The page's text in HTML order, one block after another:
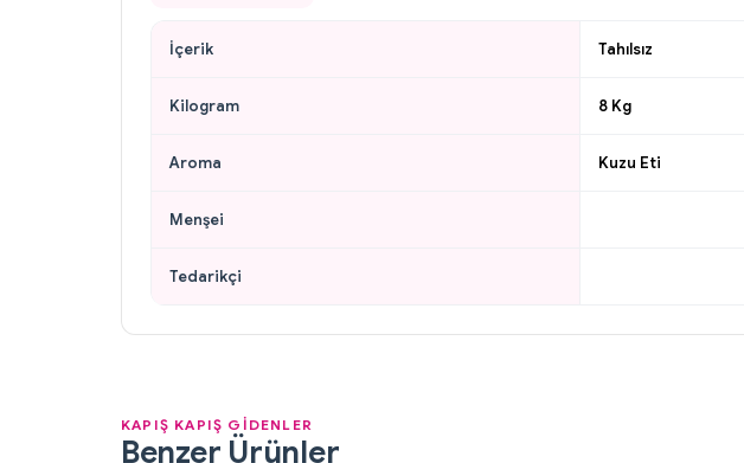
İçerik Tahılsız
Kilogram 8 Kg
Aroma Kuzu Eti
Menşei
Tedarikçi
KAPIŞ KAPIŞ GİDENLER
Benzer Ürünler